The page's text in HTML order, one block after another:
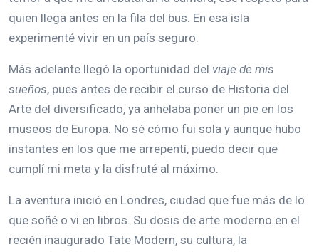
quien llega antes en la fila del bus. En esa isla
experimenté vivir en un país seguro.
Más adelante llegó la oportunidad del viaje de mis
sueños, pues antes de recibir el curso de Historia del
Arte del diversificado, ya anhelaba poner un pie en los
museos de Europa. No sé cómo fui sola y aunque hubo
instantes en los que me arrepentí, puedo decir que
cumplí mi meta y la disfruté al máximo.
La aventura inició en Londres, ciudad que fue más de lo
que soñé o vi en libros. Su dosis de arte moderno en el
recién inaugurado Tate Modern, su cultura, la